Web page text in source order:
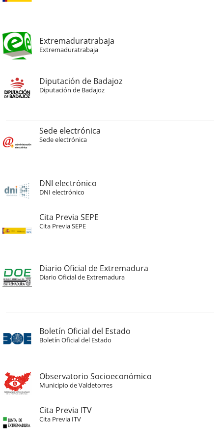
Extremaduratrabaja
Extremaduratrabaja
Diputación de Badajoz
Diputación de Badajoz
Sede electrónica
Sede electrónica
DNI electrónico
DNI electrónico
Cita Previa SEPE
Cita Previa SEPE
Diario Oficial de Extremadura
Diario Oficial de Extremadura
Boletín Oficial del Estado
Boletín Oficial del Estado
Observatorio Socioeconómico
Municipio de Valdetorres
Cita Previa ITV
Cita Previa ITV